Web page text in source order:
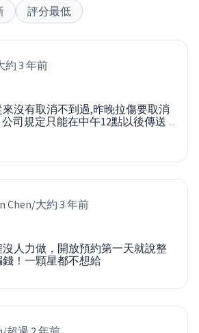
評分最低
約 3 年前
沒有取消不到過,昨晚拉傷要取消
司規定只能在中午12點以後傳送 ...
Chen/大約 3 年前
人力做，開放預約第一天就說整
！一顆星都不想給